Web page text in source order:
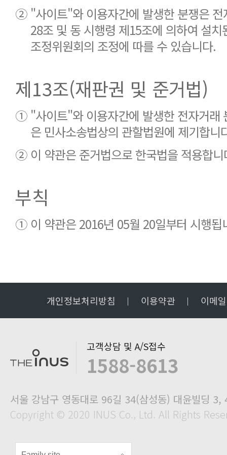
② "사이트"와 이용자간에 발생한 분쟁은
28조 및 동 시행령 제15조에 의하여 설치
조정위원회의 조정에 따를 수 있습니다.
제13조(재판권 및 준거법)
① "사이트"와 이용자간에 발생한 전자거래
은 민사소송법상의 관할법원에 제기합니
② 이 약관은 준거법으로 한국법을 적용합니
부칙
① 이 약관은 2016년 05월 20일부터 시행됩
개인정보처리방침 이용약관 이메
고객상담 및 A/S접수
1588-8613
서울 강남구 영동대로 96길 34(삼성동) 대윤빌딩 3,
Copyright © 2020 INUS Co., Ltd. All Rights